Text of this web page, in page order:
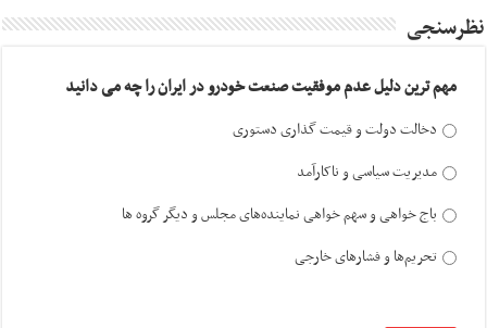
نظرسنجی
مهم ترین دلیل عدم موفقیت صنعت خودرو در ایران را چه می دانید
دخالت دولت و قیمت گذاری دستوری
مدیریت سیاسی و ناکارآمد
باج خواهی و سهم خواهی نماینده‌های مجلس و دیگر گروه ها
تحریم‌ها و فشارهای خارجی